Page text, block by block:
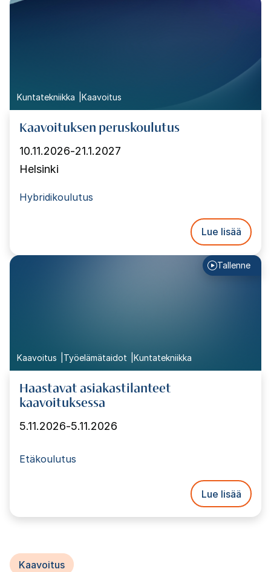
Kuntatekniikka Kaavoitus
Kaavoituksen peruskoulutus
10.11.2026-21.1.2027
Helsinki
Hybridikoulutus
Lue lisää
Tallenne
Kaavoitus Työelämätaidot Kuntatekniikka
Haastavat asiakastilanteet
kaavoituksessa
5.11.2026-5.11.2026
Etäkoulutus
Lue lisää
Kaavoitus